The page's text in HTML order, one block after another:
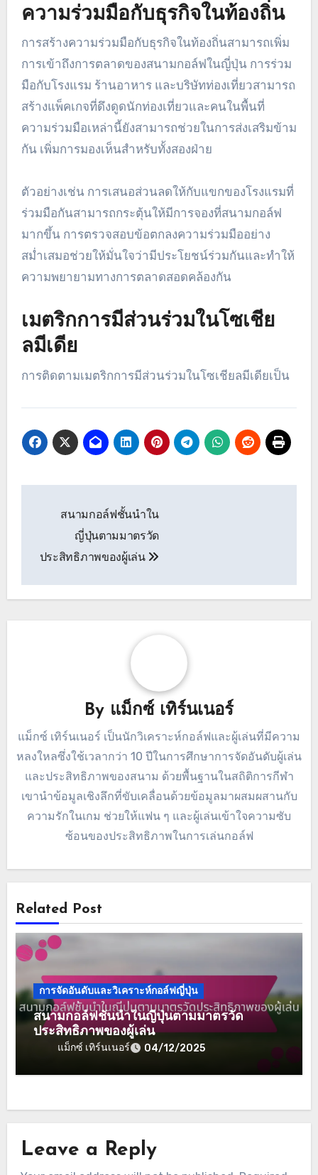
ความร่วมมือกับธุรกิจในท้องถิ่น
การสร้างความร่วมมือกับธุรกิจในท้องถิ่นสามารถเพิ่ม
การเข้าถึงการตลาดของสนามกอล์ฟในญี่ปุ่น การร่วม
มือกับโรงแรม ร้านอาหาร และบริษัทท่องเที่ยวสามารถ
สร้างแพ็คเกจที่ดึงดูดนักท่องเที่ยวและคนในพื้นที่
ความร่วมมือเหล่านี้ยังสามารถช่วยในการส่งเสริมข้าม
กัน เพิ่มการมองเห็นสำหรับทั้งสองฝ่าย
ตัวอย่างเช่น การเสนอส่วนลดให้กับแขกของโรงแรมที่
ร่วมมือกันสามารถกระตุ้นให้มีการจองที่สนามกอล์ฟ
มากขึ้น การตรวจสอบข้อตกลงความร่วมมืออย่าง
สม่ำเสมอช่วยให้มั่นใจว่ามีประโยชน์ร่วมกันและทำให้
ความพยายามทางการตลาดสอดคล้องกัน
เมตริกการมีส่วนร่วมในโซเชีย
ลมีเดีย
การติดตามเมตริกการมีส่วนร่วมในโซเชียลมีเดียเป็น
navigation
สนามกอล์ฟชั้นนำใน
ญี่ปุ่นตามมาตรวัด
ประสิทธิภาพของผู้เล่น
By แม็กซ์ เทิร์นเนอร์
แม็กซ์ เทิร์นเนอร์ เป็นนักวิเคราะห์กอล์ฟและผู้เล่นที่มีความ
หลงใหลซึ่งใช้เวลากว่า 10 ปีในการศึกษาการจัดอันดับผู้เล่น
และประสิทธิภาพของสนาม ด้วยพื้นฐานในสถิติการกีฬา
เขานำข้อมูลเชิงลึกที่ขับเคลื่อนด้วยข้อมูลมาผสมผสานกับ
ความรักในเกม ช่วยให้แฟน ๆ และผู้เล่นเข้าใจความซับ
ซ้อนของประสิทธิภาพในการเล่นกอล์ฟ
Related Post
การจัดอันดับและวิเคราะห์กอล์ฟญี่ปุ่น
สนามกอล์ฟชั้นนำในญี่ปุ่นตามมาตรวัด
ประสิทธิภาพของผู้เล่น
แม็กซ์ เทิร์นเนอร์ 04/12/2025
Leave a Reply